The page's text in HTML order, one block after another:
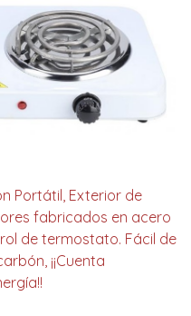
Portátil, Exterior de
fabricados en acero
de termostato. Fácil de
¡¡Cuenta